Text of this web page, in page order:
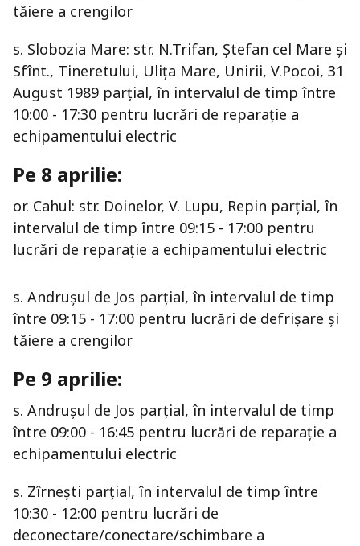
tăiere a crengilor
s. Slobozia Mare: str. N.Trifan, Ştefan cel Mare şi
Sfînt., Tineretului, Uliţa Mare, Unirii, V.Pocoi, 31
August 1989 parțial, în intervalul de timp între
10:00 - 17:30 pentru lucrări de reparaţie a
echipamentului electric
Pe 8 aprilie:
or. Cahul: str. Doinelor, V. Lupu, Repin parțial, în
intervalul de timp între 09:15 - 17:00 pentru
lucrări de reparaţie a echipamentului electric
s. Andruşul de Jos parțial, în intervalul de timp
între 09:15 - 17:00 pentru lucrări de defrișare şi
tăiere a crengilor
Pe 9 aprilie:
s. Andruşul de Jos parțial, în intervalul de timp
între 09:00 - 16:45 pentru lucrări de reparaţie a
echipamentului electric
s. Zîrnești parțial, în intervalul de timp între
10:30 - 12:00 pentru lucrări de
deconectare/conectare/schimbare a